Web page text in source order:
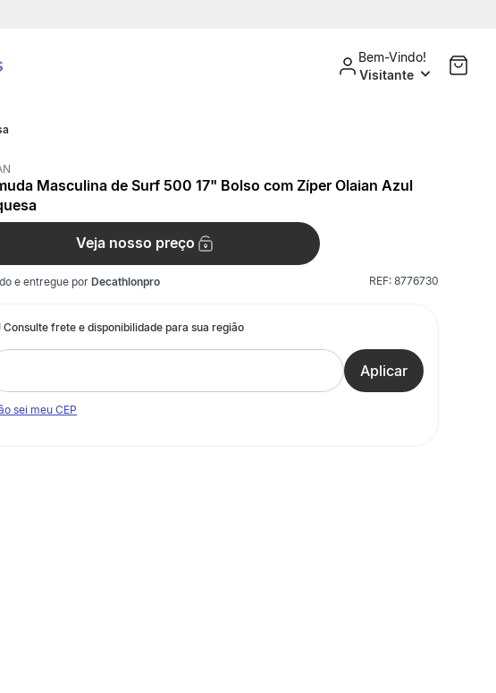
Bem-Vindo!
Visitante
Masculina de Surf 500 17" Bolso com Zíper Olaian Azul
Veja nosso preço
e entregue porDecathlonpro REF: 8776730
sei meu CEP